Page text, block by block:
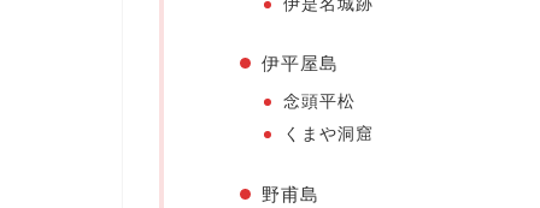
伊是名城跡
伊平屋島
念頭平松
くまや洞窟
野甫島